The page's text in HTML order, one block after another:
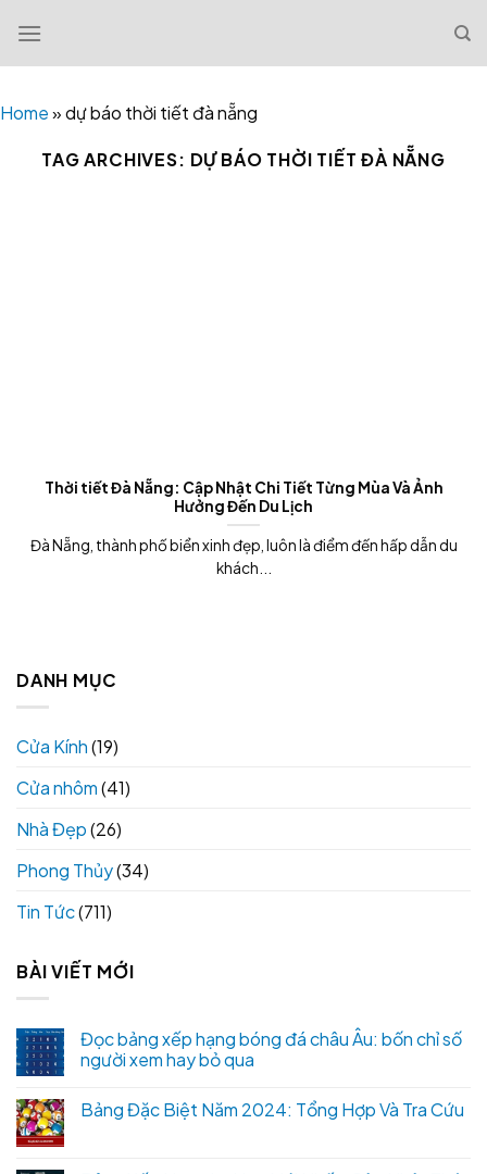
content
Home»dự báo thời tiết đà nẵng
TAG ARCHIVES: DỰ BÁO THỜI TIẾT ĐÀ NẴNG
Thời tiết Đà Nẵng: Cập Nhật Chi Tiết Từng Mùa Và Ảnh
Hưởng Đến Du Lịch
Đà Nẵng, thành phố biển xinh đẹp, luôn là điểm đến hấp dẫn du
khách...
DANH MỤC
Cửa Kính(19)
Cửa nhôm(41)
Nhà Đẹp(26)
Phong Thủy(34)
Tin Tức(711)
BÀI VIẾT MỚI
Đọc bảng xếp hạng bóng đá châu Âu: bốn chỉ số
người xem hay bỏ qua
Bảng Đặc Biệt Năm 2024: Tổng Hợp Và Tra Cứu